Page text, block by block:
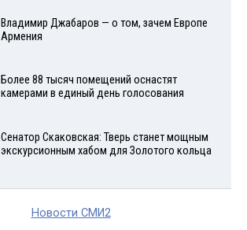
Владимир Джабаров — о том, зачем Европе
Армения
Более 88 тысяч помещений оснастят
камерами в единый день голосования
Сенатор Скаковская: Тверь станет мощным
экскурсионным хабом для Золотого кольца
Новости СМИ2